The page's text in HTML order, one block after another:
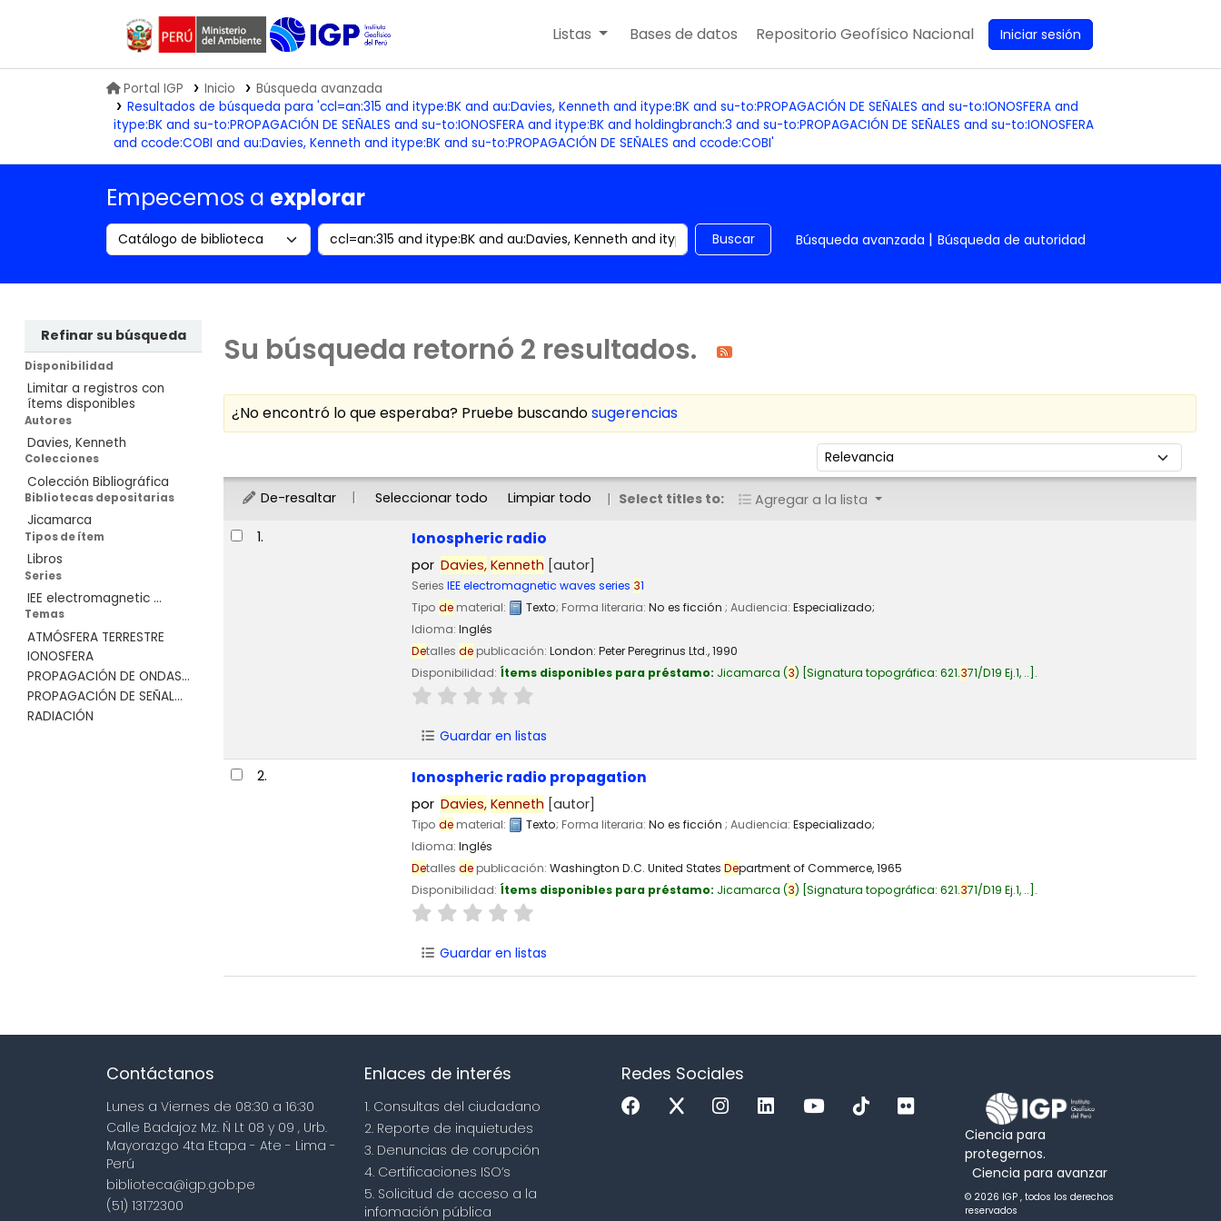
Biblioteca IGP
Listas Bases de datos Repositorio Geofísico Nacional Iniciar sesión
Portal IGP Inicio
Búsqueda avanzada
Resultados de búsqueda para 'ccl=an:315 and itype:BK and au:Davies, Kenneth and itype:BK and su-to:PROPAGACIÓN DE SEÑALES and su-to:IONOSFERA and
itype:BK and su-to:PROPAGACIÓN DE SEÑALES and su-to:IONOSFERA and itype:BK and holdingbranch:3 and su-to:PROPAGACIÓN DE SEÑALES and su-to:IONOSFERA
and ccode:COBI and au:Davies, Kenneth and itype:BK and su-to:PROPAGACIÓN DE SEÑALES and ccode:COBI'
Empecemos a explorar
Search the catalog by: Buscar en el catálogo por palabra clave Buscar Búsqueda avanzada Búsqueda de autoridad
Refinar su búsqueda
Disponibilidad
Limitar a registros con
ítems disponibles
Autores
Davies, Kenneth
Colecciones
Colección Bibliográfica
Bibliotecas depositarias
Jicamarca
Tipos de ítem
Libros
Series
IEE electromagnetic ...
Temas
ATMÓSFERA TERRESTRE
IONOSFERA
PROPAGACIÓN DE ONDAS...
PROPAGACIÓN DE SEÑAL...
RADIACIÓN
Su búsqueda retornó 2 resultados.
¿No encontró lo que esperaba? Pruebe buscandosugerencias
Ordenar por:
De-resaltar Seleccionar todo Limpiar todo Select titles to: Agregar a la lista
Resultados
1. Ionospheric radio
por Davies, Kenneth [autor]
Series IEE electromagnetic waves series 31
Tipo de material: Texto; Forma literaria: No es ficción ; Audiencia: Especializado;
Idioma: Inglés
Detalles de publicación: London: Peter Peregrinus Ltd.,1990
Disponibilidad: Ítems disponibles para préstamo: Jicamarca (3) Signatura topográfica: 621.371/D19 Ej.1, .. .
Guardar en listas
2. Ionospheric radio propagation
por Davies, Kenneth [autor]
Tipo dematerial: Texto; Forma literaria: No es ficción ; Audiencia: Especializado;
Idioma: Inglés
Detalles depublicación: Washington D.C. United States Department of Commerce,1965
Disponibilidad: Ítems disponibles para préstamo: Jicamarca (3) Signatura topográfica: 621.371/D19 Ej.1, .. .
Guardar en listas
Contáctanos
Lunes a Viernes de 08:30 a 16:30
Calle Badajoz Mz. Ñ Lt 08 y 09 , Urb.
Mayorazgo 4ta Etapa - Ate - Lima -
Perú
biblioteca@igp.gob.pe
(51) 13172300
Enlaces de interés
1. Consultas del ciudadano
2. Reporte de inquietudes
3. Denuncias de corupción
4. Certificaciones ISO’s
5. Solicitud de acceso a la
infomación pública
Redes Sociales
Ciencia para
protegernos.
Ciencia para avanzar
© 2026 IGP , todos los derechos
reservados